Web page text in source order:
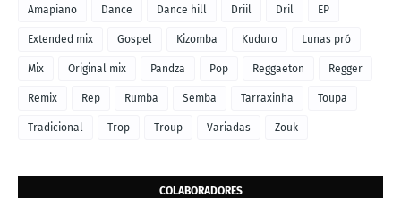
Amapiano Dance Dance hill Driil Dril EP
Extended mix Gospel Kizomba Kuduro Lunas pró
Mix Original mix Pandza Pop Reggaeton Regger
Remix Rep Rumba Semba Tarraxinha Toupa
Tradicional Trop Troup Variadas Zouk
COLABORADORES